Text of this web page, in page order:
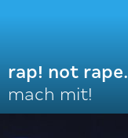
rap! not rape.
mach mit!